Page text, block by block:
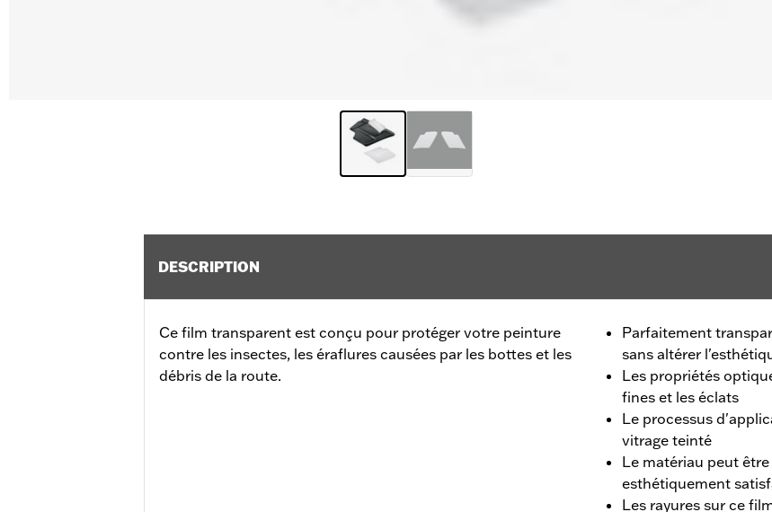
DESCRIPTION
Ce film transparent est conçu pour protéger votre peinture
contre les insectes, les éraflures causées par les bottes et les
débris de la route.
Parfaitement
sans altérer
Les propriétés
fines et les éclats
Le processus
vitrage teinté
Le matériau peut
esthétiquement
Les rayures sur ce